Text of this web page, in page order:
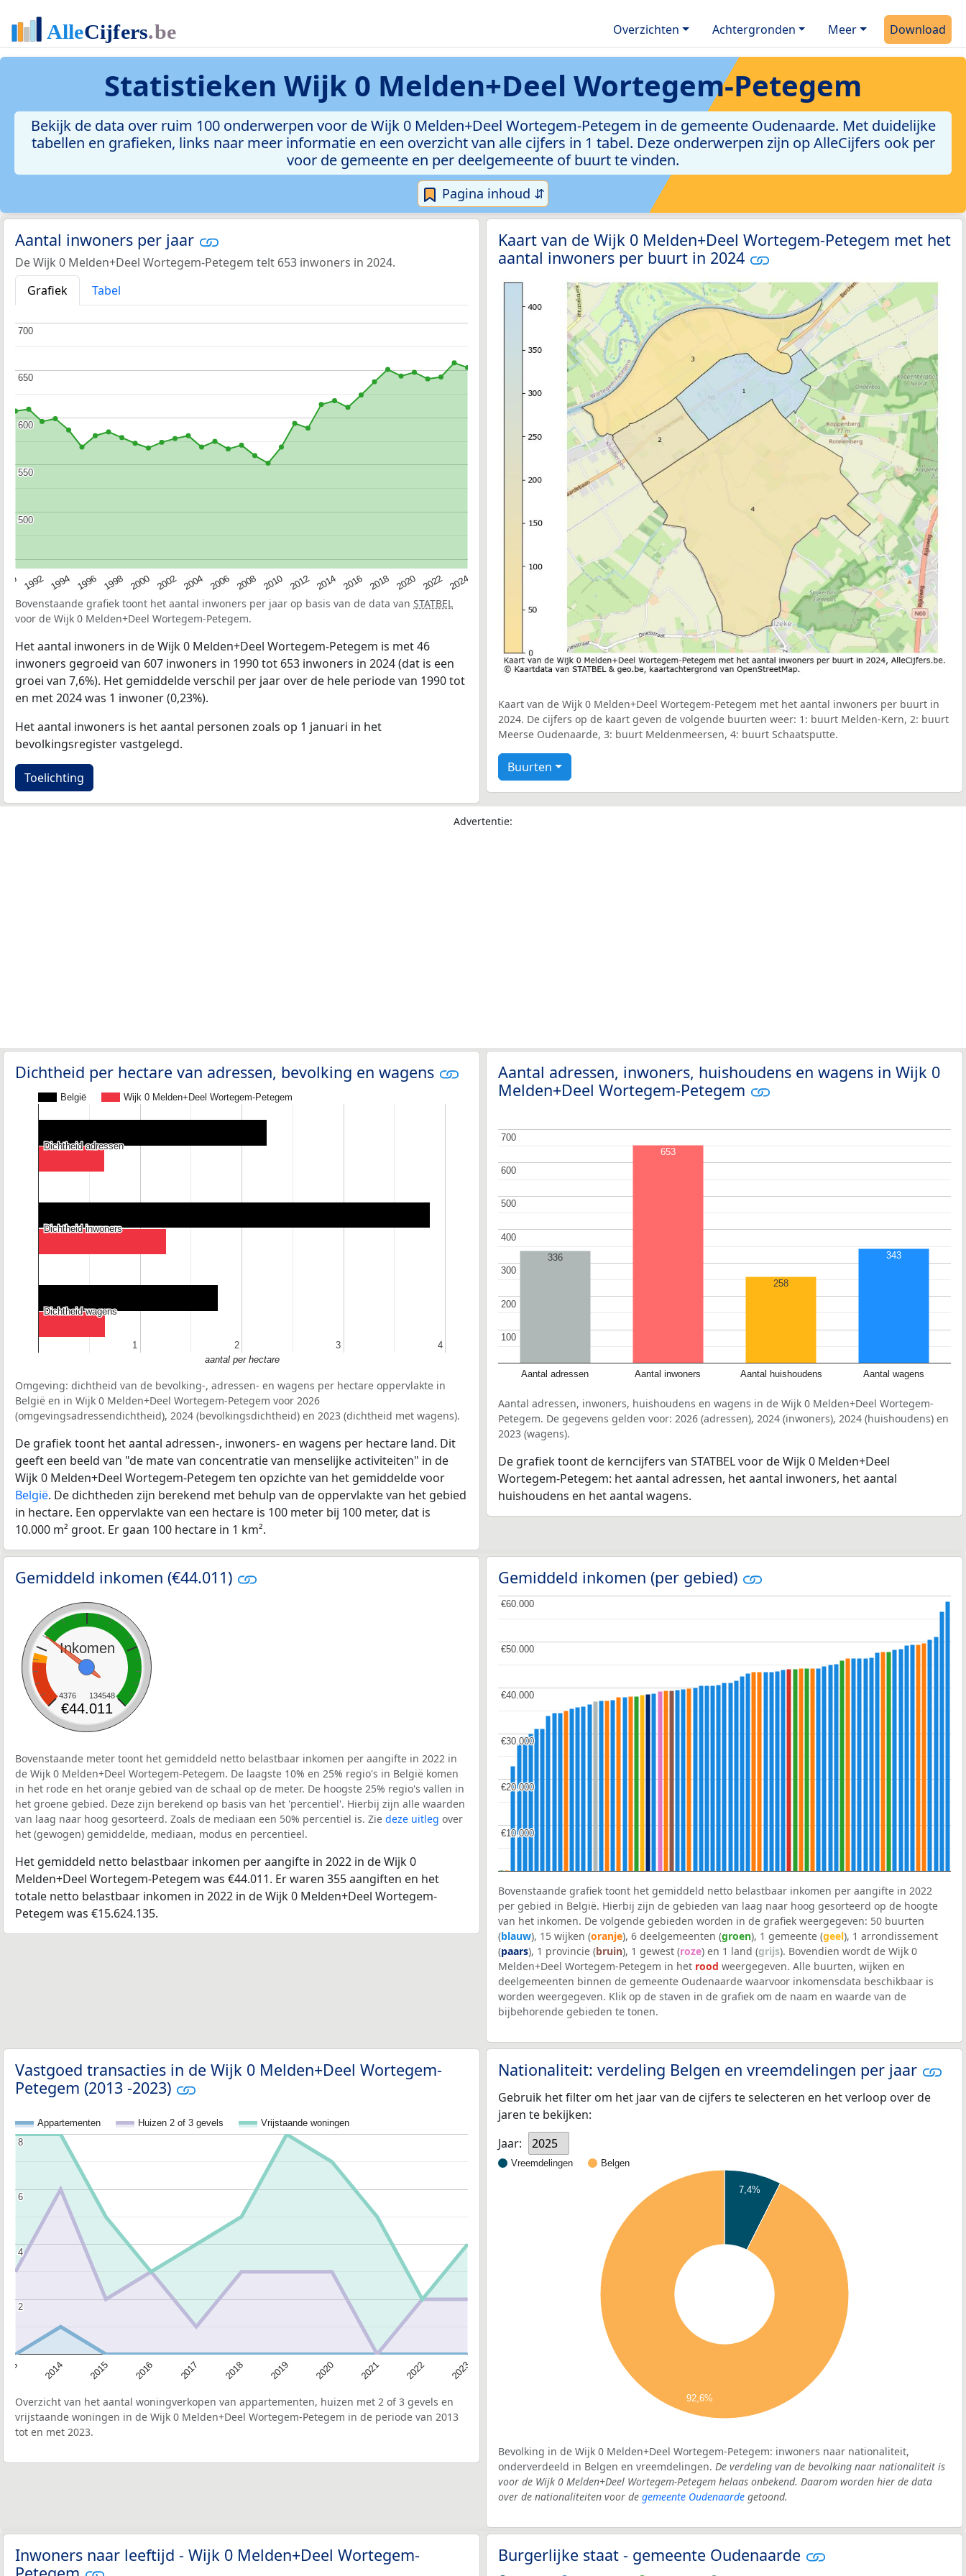
Overzichten Achtergronden Meer Download
Statistieken Wijk 0 Melden+Deel Wortegem-Petegem
Bekijk de data over ruim 100 onderwerpen voor de Wijk 0 Melden+Deel Wortegem-Petegem in de gemeente Oudenaarde. Met duidelijke
tabellen en grafieken, links naar meer informatie en een overzicht van alle cijfers in 1 tabel. Deze onderwerpen zijn op AlleCijfers ook per
voor de gemeente en per deelgemeente of buurt te vinden.
Pagina inhoud ⇵
Aantal inwoners per jaar
De Wijk 0 Melden+Deel Wortegem-Petegem telt 653 inwoners in 2024.
Grafiek
Tabel
1992 1994 1996 1998 2000 2002 2004 2006 2008 2010 2012 2014 2016 2018 2020 2022 2024
500
500
550
550
600
600
650
650
700
700
Bovenstaande grafiek toont het aantal inwoners per jaar op basis van de data van STATBEL
voor de Wijk 0 Melden+Deel Wortegem-Petegem.
Het aantal inwoners in de Wijk 0 Melden+Deel Wortegem-Petegem is met 46
inwoners gegroeid van 607 inwoners in 1990 tot 653 inwoners in 2024 (dat is een
groei van 7,6%). Het gemiddelde verschil per jaar over de hele periode van 1990 tot
en met 2024 was 1 inwoner (0,23%).
Het aantal inwoners is het aantal personen zoals op 1 januari in het
bevolkingsregister vastgelegd.
Toelichting
Kaart van de Wijk 0 Melden+Deel Wortegem-Petegem met het
aantal inwoners per buurt in 2024
Kaart van de Wijk 0 Melden+Deel Wortegem-Petegem met het aantal inwoners per buurt in
2024. De cijfers op de kaart geven de volgende buurten weer: 1: buurt Melden-Kern, 2: buurt
Meerse Oudenaarde, 3: buurt Meldenmeersen, 4: buurt Schaatsputte.
Buurten
Advertentie:
Dichtheid per hectare van adressen, bevolking en wagens
België Wijk 0 Melden+Deel Wortegem-Petegem
11 2
2 3
3 4
4
Dichtheid adressen
Dichtheid adressen
Dichtheid inwoners
Dichtheid inwoners
Dichtheid wagens
Dichtheid wagens
aantal per hectare
Omgeving: dichtheid van de bevolking-, adressen- en wagens per hectare oppervlakte in
België en in Wijk 0 Melden+Deel Wortegem-Petegem voor 2026
(omgevingsadressendichtheid), 2024 (bevolkingsdichtheid) en 2023 (dichtheid met wagens).
De grafiek toont het aantal adressen-, inwoners- en wagens per hectare land. Dit
geeft een beeld van "de mate van concentratie van menselijke activiteiten" in de
Wijk 0 Melden+Deel Wortegem-Petegem ten opzichte van het gemiddelde voor
België. De dichtheden zijn berekend met behulp van de oppervlakte van het gebied
in hectare. Een oppervlakte van een hectare is 100 meter bij 100 meter, dat is
10.000 m² groot. Er gaan 100 hectare in 1 km².
Aantal adressen, inwoners, huishoudens en wagens in Wijk 0
Melden+Deel Wortegem-Petegem
Aantal adressen Aantal inwoners Aantal huishoudens Aantal wagens
100
100
200
200
300
300
400
400
500
500
600
600
700
700
336
653
258
343
Aantal adressen, inwoners, huishoudens en wagens in de Wijk 0 Melden+Deel Wortegem-
Petegem. De gegevens gelden voor: 2026 (adressen), 2024 (inwoners), 2024 (huishoudens) en
2023 (wagens).
De grafiek toont de kerncijfers van STATBEL voor de Wijk 0 Melden+Deel
Wortegem-Petegem: het aantal adressen, het aantal inwoners, het aantal
huishoudens en het aantal wagens.
Gemiddeld inkomen (€44.011)
Inkomen
4376 134548
€44.011
Bovenstaande meter toont het gemiddeld netto belastbaar inkomen per aangifte in 2022 in
de Wijk 0 Melden+Deel Wortegem-Petegem. De laagste 10% en 25% regio's in België komen
in het rode en het oranje gebied van de schaal op de meter. De hoogste 25% regio's vallen in
het groene gebied. Deze zijn berekend op basis van het 'percentiel'. Hierbij zijn alle waarden
van laag naar hoog gesorteerd. Zoals de mediaan een 50% percentiel is. Zie deze uitleg over
het (gewogen) gemiddelde, mediaan, modus en percentieel.
Het gemiddeld netto belastbaar inkomen per aangifte in 2022 in de Wijk 0
Melden+Deel Wortegem-Petegem was €44.011. Er waren 355 aangiften en het
totale netto belastbaar inkomen in 2022 in de Wijk 0 Melden+Deel Wortegem-
Petegem was €15.624.135.
Gemiddeld inkomen (per gebied)
€10.000
€10.000
€20.000
€20.000
€30.000
€30.000
€40.000
€40.000
€50.000
€50.000
€60.000
€60.000
Bovenstaande grafiek toont het gemiddeld netto belastbaar inkomen per aangifte in 2022
per gebied in België. Hierbij zijn de gebieden van laag naar hoog gesorteerd op de hoogte
van het inkomen. De volgende gebieden worden in de grafiek weergegeven: 50 buurten
(blauw), 15 wijken (oranje), 6 deelgemeenten (groen), 1 gemeente (geel), 1 arrondissement
(paars), 1 provincie (bruin), 1 gewest (roze) en 1 land (grijs). Bovendien wordt de Wijk 0
Melden+Deel Wortegem-Petegem in het rood weergegeven. Alle buurten, wijken en
deelgemeenten binnen de gemeente Oudenaarde waarvoor inkomensdata beschikbaar is
worden weergegeven. Klik op de staven in de grafiek om de naam en waarde van de
bijbehorende gebieden te tonen.
Vastgoed transacties in de Wijk 0 Melden+Deel Wortegem-
Petegem (2013 -2023)
Appartementen Huizen 2 of 3 gevels Vrijstaande woningen
2014 2015 2016 2017 2018 2019 2020 2021 2022 2023
2
2
4
4
6
6
8
8
Overzicht van het aantal woningverkopen van appartementen, huizen met 2 of 3 gevels en
vrijstaande woningen in de Wijk 0 Melden+Deel Wortegem-Petegem in de periode van 2013
tot en met 2023.
Nationaliteit: verdeling Belgen en vreemdelingen per jaar
Gebruik het filter om het jaar van de cijfers te selecteren en het verloop over de
jaren te bekijken:
Jaar:
2025
Vreemdelingen Belgen
7,4%
92,6%
Bevolking in de Wijk 0 Melden+Deel Wortegem-Petegem: inwoners naar nationaliteit,
onderverdeeld in Belgen en vreemdelingen. De verdeling van de bevolking naar nationaliteit is
voor de Wijk 0 Melden+Deel Wortegem-Petegem helaas onbekend. Daarom worden hier de data
over de nationaliteiten voor de gemeente Oudenaarde getoond.
Inwoners naar leeftijd - Wijk 0 Melden+Deel Wortegem-
Burgerlijke staat - gemeente Oudenaarde